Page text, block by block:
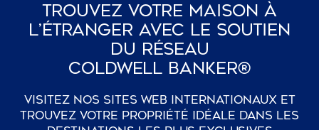
Trouvez Votre Maison À
L’étranger Avec Le Soutien
Du Réseau
Coldwell Banker®
Visitez nos sites web internationaux et
trouvez votre propriété idéale dans les